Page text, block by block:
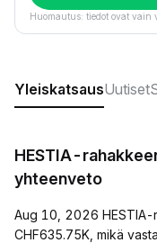
Huomautus: tiedot ovat vain
YleiskatsausUutiset
HESTIA-
yhteenveto
Aug 10, 2026
CHF635.75K, mikä